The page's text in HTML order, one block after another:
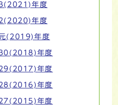
年度
年度
(2019)年度
年度
年度
年度
年度